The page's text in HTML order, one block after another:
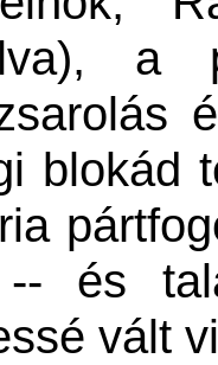
a
blokád
-- és
vált